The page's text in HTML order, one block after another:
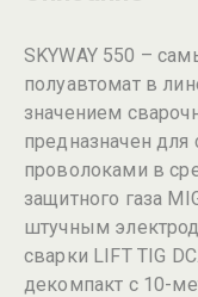
SKYWAY 550 –
полуавтомат в
значением
предназначен
проволоками в
защитного газа
штучным
сварки LIFT TIG
декомпакт с 10-